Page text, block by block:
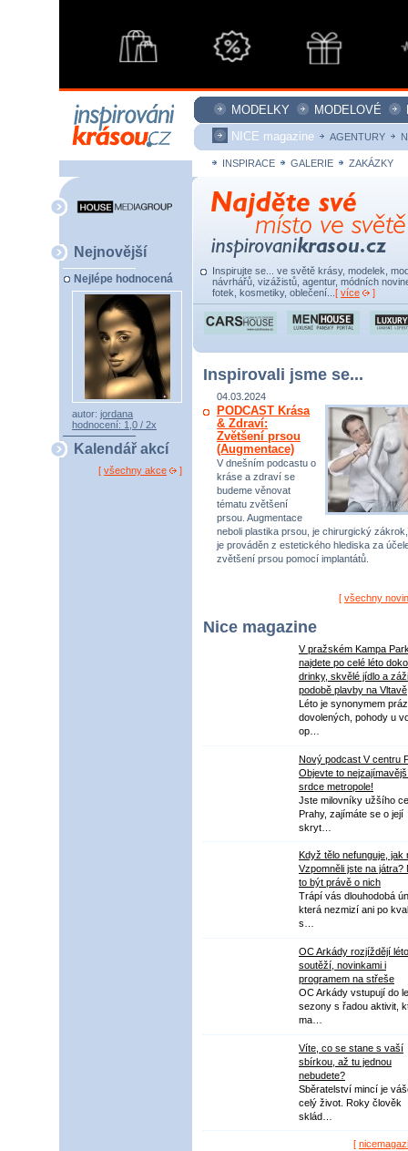
MODELKY MODELOVÉ
NICE magazine
AGENTURY
INSPIRACE GALERIE ZAKÁZKY
Nejnovější
Nejlépe hodnocená
autor: jordana
hodnocení: 1,0 / 2x
Kalendář akcí
[ všechny akce ]
Inspirujte se... ve světě krásy, modelek,
návrhářů, vizážistů, agentur, módních
fotek, kosmetiky, oblečení... [ více ]
Inspirovali jsme se...
04.03.2024
PODCAST Krása
& Zdraví:
Zvětšení prsou
(Augmentace)
V dnešním podcastu o
kráse a zdraví se
budeme věnovat
tématu zvětšení
prsou. Augmentace
neboli plastika prsou, je chirurgický
je prováděn z estetického hlediska za
zvětšení prsou pomocí implantátů.
[ všechny
Nice magazine
V pražském Kampa
najdete po celé léto
drinky, skvělé jídlo a
podobě plavby na Vltavě
Léto je synonymem
dovolených, pohody u
op…
Nový podcast V centru
Objevte to
srdce metropole!
Jste milovníky užšího
Prahy, zajímáte se o její
skryt…
Když tělo nefunguje, jak
Vzpomněli jste na játra?
to být právě o nich
Trápí vás dlouhodobá
která nezmizí ani po
s…
OC Arkády rozjíždějí léto
soutěží, novinkami i
programem na střeše
OC Arkády vstupují do
sezony s řadou aktivit,
ma…
Víte, co se stane s vaší
sbírkou, až tu jednou
nebudete?
Sběratelství mincí je
celý život. Roky člověk
sklád…
[